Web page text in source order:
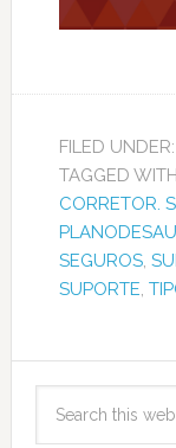
FILED UNDER:
TAGGED
CORRETOR.
SEGUROS,
SUPORTE,